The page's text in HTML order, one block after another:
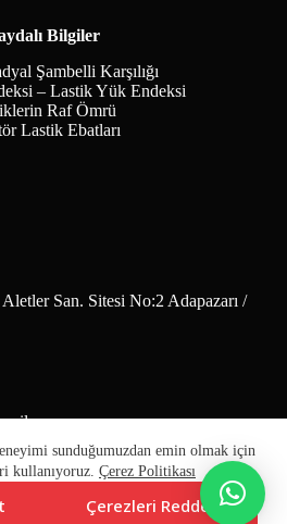
sunduğumuzdan emin olmak için
kullanıyoruz. Çerez Politikası
Çerezleri Reddet
Bilgiler
Şambelli Karşılığı
– Lastik Yük Endeksi
Raf Ömrü
Lastik Ebatları
San. Sitesi No:2 Adapazarı /
Teslimat&İade
Çerez Politikası